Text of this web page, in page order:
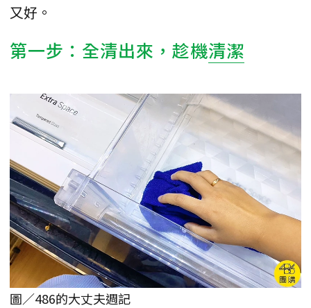
又好。
第一步：全清出來，趁機清潔
圖／486的大丈夫週記